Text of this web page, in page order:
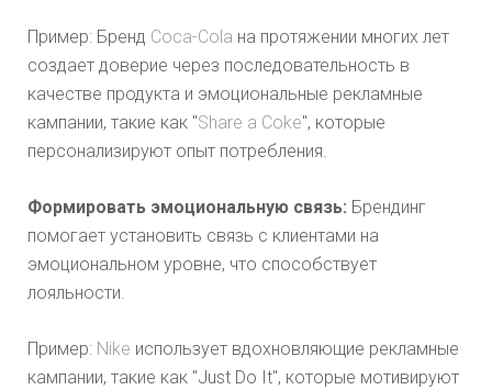
Пример: Бренд Coca-Cola на протяжении многих лет
создает доверие через последовательность в
качестве продукта и эмоциональные рекламные
кампании, такие как "Share a Coke", которые
персонализируют опыт потребления.
Формировать эмоциональную связь: Брендинг
помогает установить связь с клиентами на
эмоциональном уровне, что способствует
лояльности.
Пример: Nike использует вдохновляющие рекламные
кампании, такие как "Just Do It", которые мотивируют